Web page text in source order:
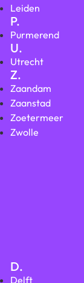
Leiden
P.
Purmerend
U.
Utrecht
Z.
Zaandam
Zaanstad
Zoetermeer
Zwolle
D.
Delft